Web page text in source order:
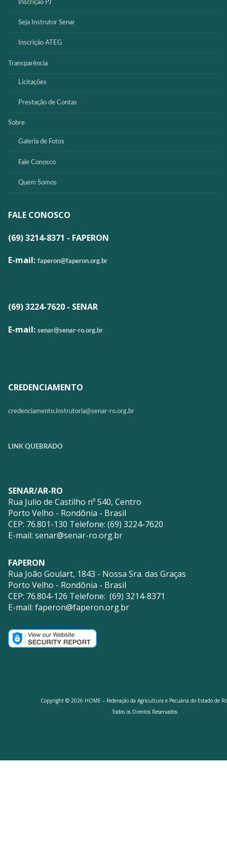
Inscrição PJ
Seja Instrutor Senar
Inscrição ATEG
Transparência
Licitações
Prestação de Contas
Sobre
Galeria de Fotos
Fale Conosco
Quem Somos
FALE CONOSCO
(69) 3214-8371 - FAPERON
E-mail: faperon@faperon.org.br
(69) 3224-7620 - SENAR
E-mail: senar@senar-ro.org.br
CREDENCIAMENTO
credenciamento.instrutoria@senar-ro.org.br
LINK QUEBRADO
SENAR/AR-RO
Rua Julio de Castilho nº 540, Centro
Porto Velho - Rondônia - Brasil
CEP: 76.801-130 Telefone: (69) 3224-7620
E-mail: senar@senar-ro.org.br
FAPERON
Rua João Goulart, 1843 - Nossa Sra. das Graças
Porto Velho - Rondônia - Brasil
CEP: 76.804-126 Telefone: (69) 3214-8371
E-mail: faperon@faperon.org.br
Copyright © 2026 HOME – Federação da Agricultura e Pecuária do Estado de
Todos os Direitos Reservados